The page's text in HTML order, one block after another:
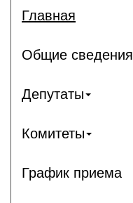
Главная
Общие сведения
Депутаты
Комитеты
График приема